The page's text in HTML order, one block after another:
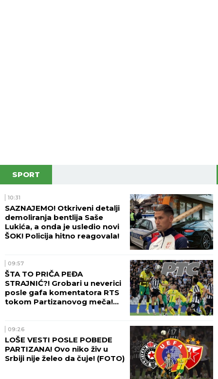
SPORT
10:31
SAZNAJEMO! Otkriveni detalji
demoliranja bentlija Saše
Lukića, a onda je usledio novi
ŠOK! Policija hitno reagovala!
09:57
ŠTA TO PRIČA PEĐA
STRAJNIĆ?! Grobari u neverici
posle gafa komentatora RTS
tokom Partizanovog meča!
09:26
LOŠE VESTI POSLE POBEDE
PARTIZANA! Ovo niko živ u
Srbiji nije želeo da čuje! (FOTO)